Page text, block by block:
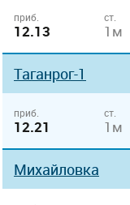
приб.
12.13
ст.
1м
Таганрог-1
приб.
12.21
ст.
1м
Михайловка